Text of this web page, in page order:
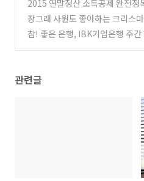
(0)
2015 연말정산 소득공제 완전정
장그래 사원도 좋아하는 크리스
(0)
참! 좋은 은행, IBK기업은행 주
관련글